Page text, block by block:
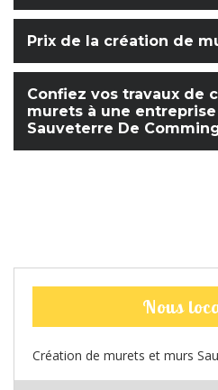
Prix de la création de
Confiez vos travaux de
murets à une
Sauveterre De
Nous
Création de murets et murs